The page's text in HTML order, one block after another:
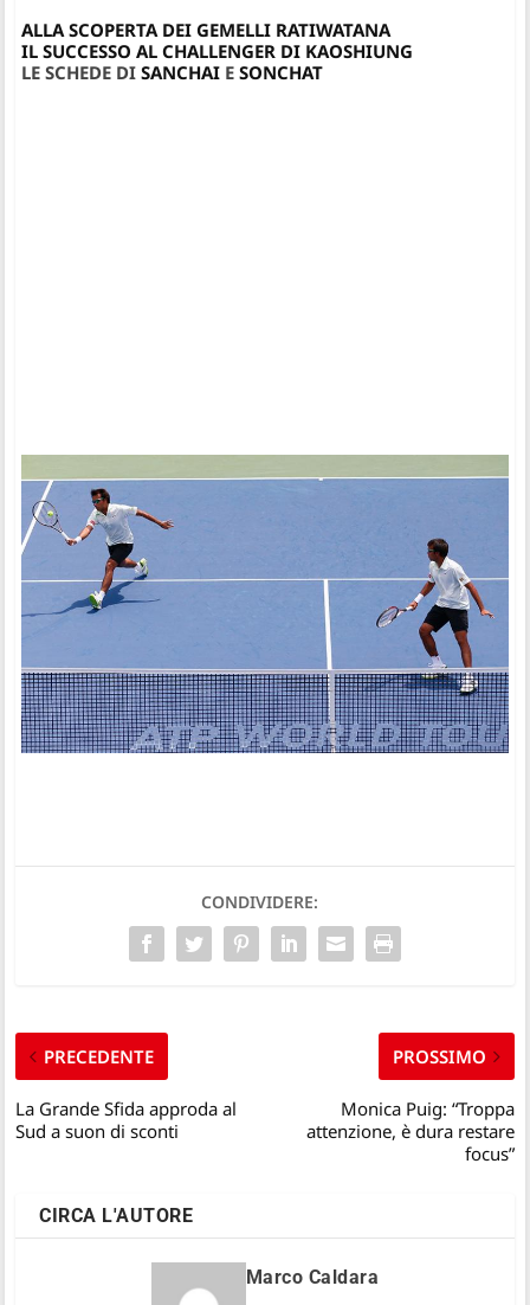
ALLA SCOPERTA DEI GEMELLI RATIWATANA
IL SUCCESSO AL CHALLENGER DI KAOSHIUNG
LE SCHEDE DISANCHAI ESONCHAT
CONDIVIDERE:
PRECEDENTE
La Grande Sfida approda al
Sud a suon di sconti
PROSSIMO
Monica Puig: “Troppa
attenzione, è dura restare
focus”
CIRCA L'AUTORE
Marco Caldara